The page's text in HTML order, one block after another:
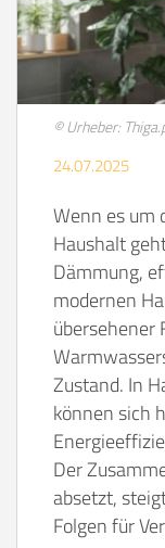
© Urheber:
24.07.2025
Wenn es um
Haushalt
Dämmung,
modernen
übersehener
Zustand. In
können sich
Der
absetzt,
Folgen für